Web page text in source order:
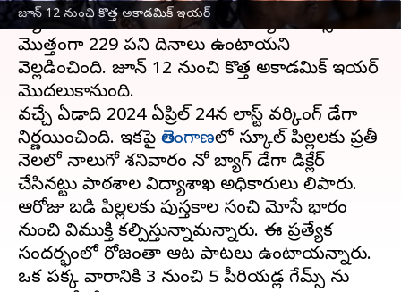
జూన్ 12 నుంచి కొత్త అకాడమిక్ ఇయర్
క్యాలెండర్‌ను రిలీజ్ చేసింది. ఈ విద్యాసంవత్సరంలో
మొత్తంగా 229 పని దినాలు ఉంటాయని
వెల్లడించింది. జూన్ 12 నుంచి కొత్త అకాడమిక్ ఇయర్
మొదలుకానుంది.
వచ్చే ఏడాది 2024 ఏప్రిల్ 24న లాస్ట్ వర్కింగ్ డేగా
నిర్ణయించింది. ఇకపై తెలంగాణలో స్కూల్‌ పిల్లలకు ప్రతీ
నెలలో నాలుగో శనివారం నో బ్యాగ్‌ డేగా డిక్లేర్
చేసినట్టు పాఠశాల విద్యాశాఖ అధికారులు తెలిపారు.
ఆరోజు బడి పిల్లలకు పుస్తకాల సంచి మోసే భారం
నుంచి విముక్తి కల్పిస్తున్నామన్నారు. ఈ ప్రత్యేక
సందర్భంలో రోజంతా ఆట పాటలు ఉంటాయన్నారు.
ఒక పక్క వారానికి 3 నుంచి 5 పీరియడ్ల గేమ్స్ ను